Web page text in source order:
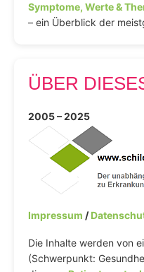
Symptome, Werte &
– ein Überblick der
ÜBER
2005 – 2025
Impressum /
Die Inhalte werden von
(Schwerpunkt: